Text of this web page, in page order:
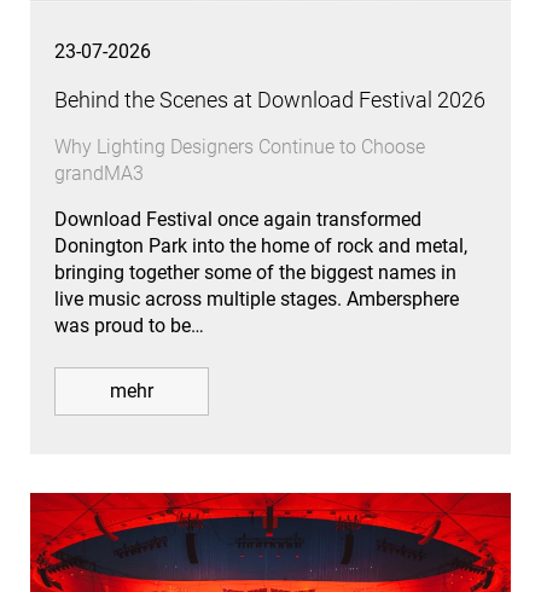
23-07-2026
Behind the Scenes at Download Festival 2026
Why Lighting Designers Continue to Choose
grandMA3
Download Festival once again transformed
Donington Park into the home of rock and metal,
bringing together some of the biggest names in
live music across multiple stages. Ambersphere
was proud to be…
mehr